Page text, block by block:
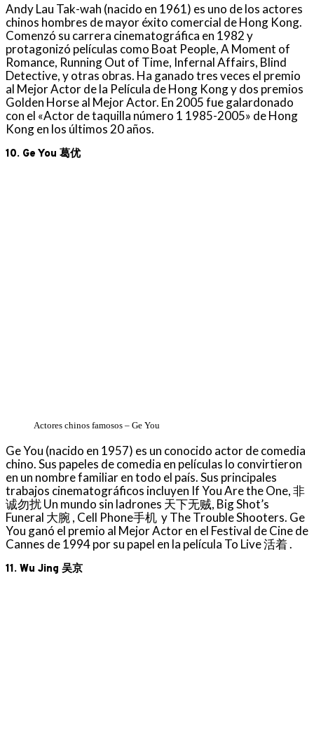
Andy Lau Tak-wah (nacido en 1961) es uno de los actores
chinos hombres de mayor éxito comercial de Hong Kong.
Comenzó su carrera cinematográfica en 1982 y
protagonizó películas como Boat People, A Moment of
Romance, Running Out of Time, Infernal Affairs, Blind
Detective, y otras obras. Ha ganado tres veces el premio
al Mejor Actor de la Película de Hong Kong y dos premios
Golden Horse al Mejor Actor. En 2005 fue galardonado
con el «Actor de taquilla número 1 1985-2005» de Hong
Kong en los últimos 20 años.
10. Ge You 葛优
Actores chinos famosos – Ge You
Ge You (nacido en 1957) es un conocido actor de comedia
chino. Sus papeles de comedia en películas lo convirtieron
en un nombre familiar en todo el país. Sus principales
trabajos cinematográficos incluyen If You Are the One, 非
诚勿扰 Un mundo sin ladrones 天下无贼, Big Shot’s
Funeral 大腕 , Cell Phone手机 y The Trouble Shooters. Ge
You ganó el premio al Mejor Actor en el Festival de Cine de
Cannes de 1994 por su papel en la película To Live 活着 .
11. Wu Jing 吴京